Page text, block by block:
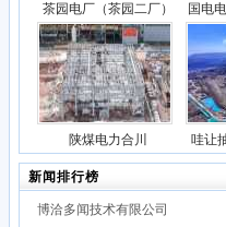
茶园电厂（茶园二厂）
二期“等容量替
代”（1×660兆瓦）煤电
项目3号机组锅炉钢架首
吊成功
国电
组
陕煤电力合川
2×1000MW清洁煤电扩
建项目1号锅炉第一层钢
哇让
新闻排行榜
博洽多闻技术有限公司